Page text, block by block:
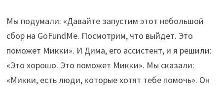
Мы подумали: «Давайте запустим этот небольшой
сбор на GoFundMe. Посмотрим, что выйдет. Это
поможет Микки». И Дима, его ассистент, и я решили:
«Это хорошо. Это поможет Микки». Мы сказали:
«Микки, есть люди, которые хотят тебе помочь». Он